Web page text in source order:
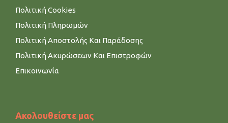
Πολιτική Cookies
Πολιτική Πληρωμών
Πολιτική Αποστολής Και Παράδοσης
Πολιτική Ακυρώσεων Και Επιστροφών
Επικοινωνία
Ακολουθείστε μας